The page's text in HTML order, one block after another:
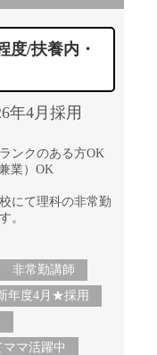
度/扶養内・
年4月採用
ンクのある方OK
業）OK
にて理科の非常勤
。
非常勤講師
年度4月★採用
ママ活躍中